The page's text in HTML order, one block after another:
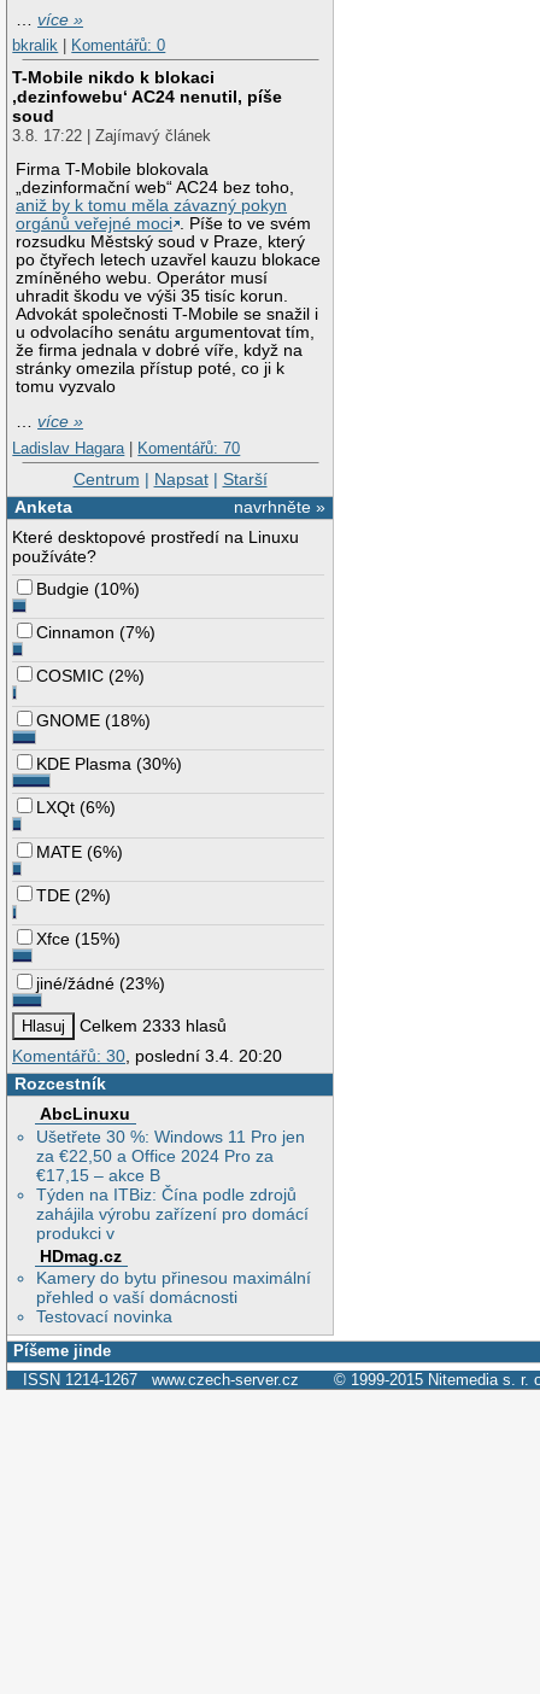
…více »
bkralik
Komentářů: 0
T-Mobile nikdo k blokaci
‚dezinfowebu‘ AC24 nenutil, píše
soud
3.8. 17:22 | Zajímavý článek
Firma T-Mobile blokovala
„dezinformační web“ AC24 bez toho,
aniž by k tomu měla závazný pokyn
orgánů veřejné moci . Píše to ve svém
rozsudku Městský soud v Praze, který
po čtyřech letech uzavřel kauzu blokace
zmíněného webu. Operátor musí
uhradit škodu ve výši 35 tisíc korun.
Advokát společnosti T-Mobile se snažil i
u odvolacího senátu argumentovat tím,
že firma jednala v dobré víře, když na
stránky omezila přístup poté, co ji k
tomu vyzvalo
…více »
Ladislav Hagara | Komentářů: 70
Centrum | Napsat| Starší
navrhněte »
Anketa
Které desktopové prostředí na Linuxu
používáte?
Budgie (10%)
Cinnamon (7%)
COSMIC (2%)
GNOME (18%)
KDE Plasma (30%)
LXQt (6%)
MATE (6%)
TDE (2%)
Xfce (15%)
jiné/žádné (23%)
Celkem 2333 hlasů
Komentářů: 30, poslední 3.4. 20:20
Rozcestník
AbcLinuxu
Ušetřete 30 %: Windows 11 Pro jen
za €22,50 a Office 2024 Pro za
€17,15 – akce B
Týden na ITBiz: Čína podle zdrojů
zahájila výrobu zařízení pro domácí
produkci v
HDmag.cz
Kamery do bytu přinesou maximální
přehled o vaší domácnosti
Testovací novinka
Píšeme jinde
ISSN 1214-1267 www.czech-server.cz © 1999-2015 Nitemedia s. r.